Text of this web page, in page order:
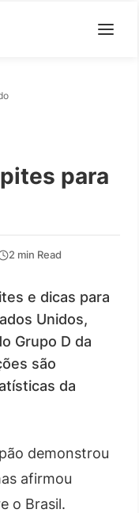
para
2 min Read
e dicas para
Unidos,
Grupo D da
são
da
demonstrou
afirmou
o Brasil.